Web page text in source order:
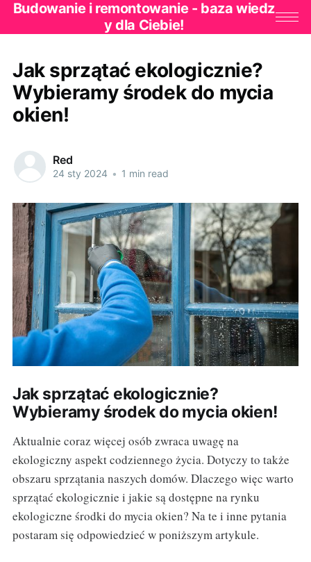
Budowanie i remontowanie - baza wiedz
y dla Ciebie!
Jak sprzątać ekologicznie?
Wybieramy środek do mycia
okien!
Red
24 sty 2024 • 1 min read
Jak sprzątać ekologicznie?
Wybieramy środek do mycia okien!
Aktualnie coraz więcej osób zwraca uwagę na
ekologiczny aspekt codziennego życia. Dotyczy to także
obszaru sprzątania naszych domów. Dlaczego więc warto
sprzątać ekologicznie i jakie są dostępne na rynku
ekologiczne środki do mycia okien? Na te i inne pytania
postaram się odpowiedzieć w poniższym artykule.